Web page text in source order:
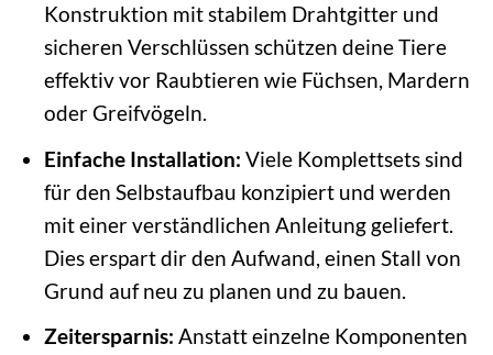
Konstruktion mit stabilem Drahtgitter und
sicheren Verschlüssen schützen deine Tiere
effektiv vor Raubtieren wie Füchsen, Mardern
oder Greifvögeln.
Einfache Installation: Viele Komplettsets sind
für den Selbstaufbau konzipiert und werden
mit einer verständlichen Anleitung geliefert.
Dies erspart dir den Aufwand, einen Stall von
Grund auf neu zu planen und zu bauen.
Zeitersparnis: Anstatt einzelne Komponenten